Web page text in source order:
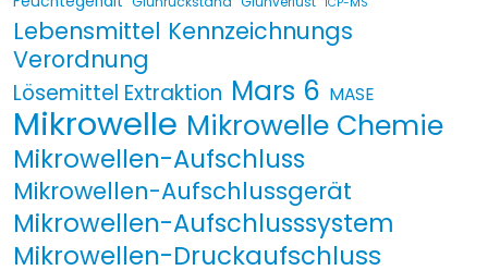
Lebensmittel Kennzeichnungs
Verordnung
Lösemittel Extraktion Mars 6 MASE
Mikrowelle Mikrowelle Chemie
Mikrowellen-Aufschluss
Mikrowellen-Aufschlussgerät
Mikrowellen-Aufschlusssystem
Mikrowellen-Druckaufschluss